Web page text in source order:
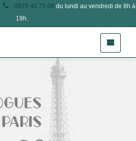
0970 40 75 06 du lundi au vendredi de 8h à
19h.